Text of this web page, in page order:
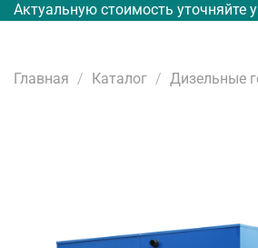
Актуальную стоимость уточняйте
Главная Каталог Дизельные